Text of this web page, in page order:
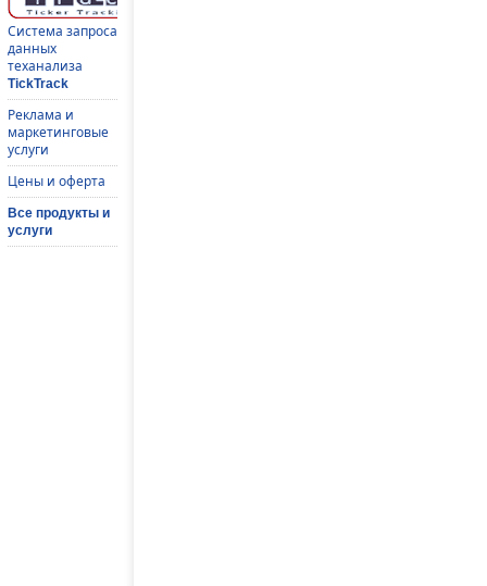
Система запроса
данных
теханализа
TickTrack
Реклама и
маркетинговые
услуги
Цены и оферта
Все продукты и
услуги